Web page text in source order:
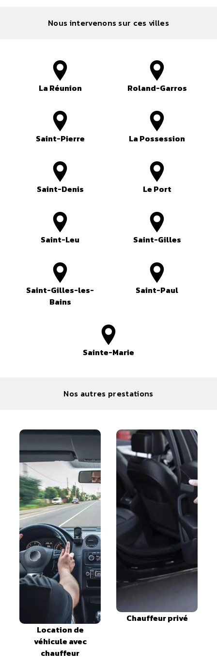
Nous intervenons sur ces villes
La Réunion Roland-Garros
Saint-Pierre La Possession
Saint-Denis Le Port
Saint-Leu Saint-Gilles
Saint-Gilles-les-
Bains
Saint-Paul
Sainte-Marie
Nos autres prestations
Location de
véhicule avec
chauffeur
Chauffeur privé